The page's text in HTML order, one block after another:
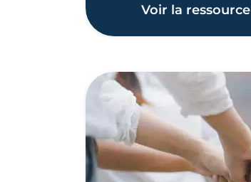
Voir la ressource